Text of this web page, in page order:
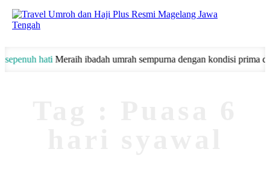
hatiMeraih ibadah umrah sempurna dengan kondisi prima dan